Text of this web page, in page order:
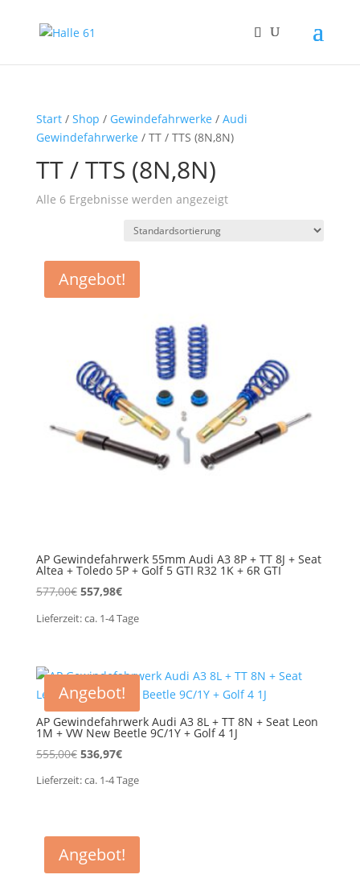
Start/ Shop / Gewindefahrwerke / Audi
Gewindefahrwerke / TT / TTS (8N,8N)
TT / TTS (8N,8N)
Alle 6 Ergebnisse werden angezeigt
Angebot!
AP Gewindefahrwerk 55mm Audi A3 8P + TT 8J + Seat
Altea + Toledo 5P + Golf 5 GTI R32 1K + 6R GTI
577,00€ Ursprünglicher
557,98€Aktueller
ist:
Lieferzeit:ca. 1-4Tage
Angebot!
AP Gewindefahrwerk Audi A3 8L + TT 8N + Seat Leon
1M + VW New Beetle 9C/1Y + Golf 4 1J
555,00€ Ursprünglicher
536,97€Aktueller
ist:
Lieferzeit:ca. 1-4Tage
Angebot!